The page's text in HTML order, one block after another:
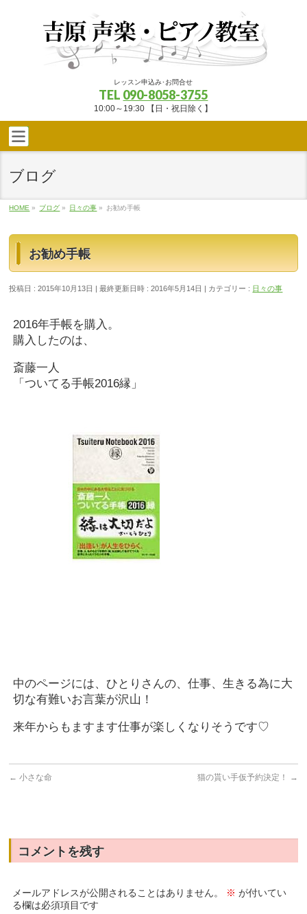
レッスン申込み･お問合せ
TEL 090-8058-3755
10:00～19:30 【日・祝日除く】
ブログ
HOME » ブログ » 日々の事 » お勧め手帳
お勧め手帳
投稿日 : 2015年10月13日 最終更新日時 : 2016年5月14日 カテゴリー : 日々の事
2016年手帳を購入。
購入したのは、
斎藤一人
「ついてる手帳2016縁」
中のページには、ひとりさんの、仕事、生きる為に大
切な有難いお言葉が沢山！
来年からもますます仕事が楽しくなりそうです♡
← 小さな命 猫の貰い手仮予約決定！ →
コメントを残す
メールアドレスが公開されることはありません。 ※ が付いてい
る欄は必須項目です